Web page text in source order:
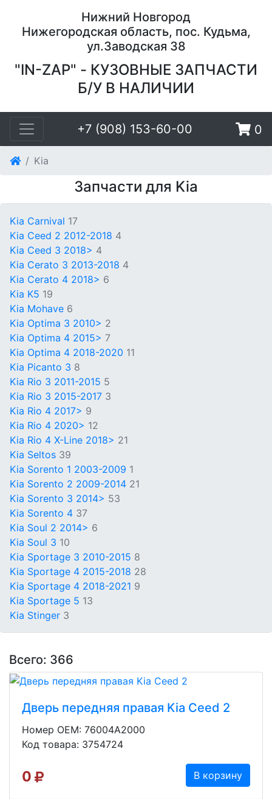
Нижний Новгород
Нижегородская область, пос. Кудьма,
ул.Заводская 38
"IN-ZAP" - КУЗОВНЫЕ ЗАПЧАСТИ
Б/У В НАЛИЧИИ
+7 (908) 153-60-00 0
Kia
Запчасти для Kia
Kia Carnival 17
Kia Ceed 2 2012-2018 4
Kia Ceed 3 2018> 4
Kia Cerato 3 2013-2018 4
Kia Cerato 4 2018> 6
Kia K5 19
Kia Mohave 6
Kia Optima 3 2010> 2
Kia Optima 4 2015> 7
Kia Optima 4 2018-2020 11
Kia Picanto 3 8
Kia Rio 3 2011-2015 5
Kia Rio 3 2015-2017 3
Kia Rio 4 2017> 9
Kia Rio 4 2020> 12
Kia Rio 4 X-Line 2018> 21
Kia Seltos 39
Kia Sorento 1 2003-2009 1
Kia Sorento 2 2009-2014 21
Kia Sorento 3 2014> 53
Kia Sorento 4 37
Kia Soul 2 2014> 6
Kia Soul 3 10
Kia Sportage 3 2010-2015 8
Kia Sportage 4 2015-2018 28
Kia Sportage 4 2018-2021 9
Kia Sportage 5 13
Kia Stinger 3
Всего: 366
Дверь передняя правая Kia Ceed 2
Номер OEM: 76004A2000
Код товара: 3754724
0 В корзину